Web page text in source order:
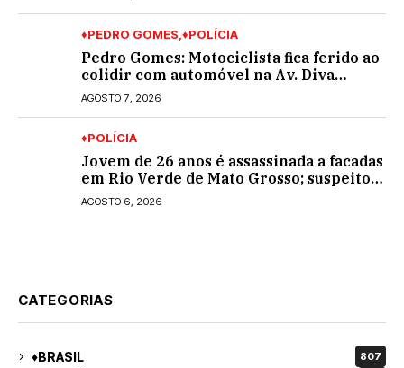
♦PEDRO GOMES ♦POLÍCIA
Pedro Gomes: Motociclista fica ferido ao
colidir com automóvel na Av. Diva
Araújo; ele não tinha CNH
AGOSTO 7, 2026
♦POLÍCIA
Jovem de 26 anos é assassinada a facadas
em Rio Verde de Mato Grosso; suspeito é
procurado
AGOSTO 6, 2026
CATEGORIAS
♦BRASIL 807